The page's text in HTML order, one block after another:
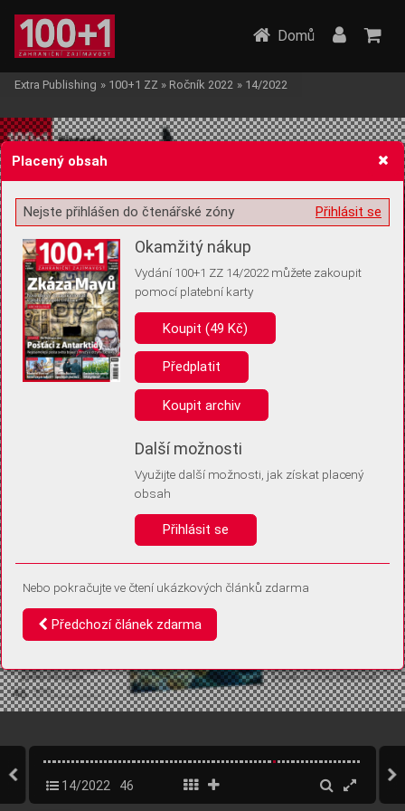
Žádost o souhlas s ukládáním volitelných informací
Pro základní fungování webu nepotřebujeme ukládat žádné informace
(tzv. cookies apod.). Rádi bychom vás ale požádali o souhlas s
uložením volitelných informací:
Anonymní unikátní ID
Díky němu příště poznáme, že se jedná o stejné zařízení, a
Identifikátor je zcela anonymní.
Vaše souhlasy a odmítnutí si ukládáme do vašeho zařízení, abychom se
vás už příště znovu neptali. Můžete je kdykoli později upravit ve Správě
Domů
Extra Publishing » 100+1 ZZ » Ročník 2022 » 14/2022
14/2022 46
Placený obsah
Přihlásit se
Nejste přihlášen do čtenářské zóny
Okamžitý nákup
Vydání 100+1 ZZ 14/2022 můžete zakoupit
pomocí platební karty
Koupit (49 Kč)
Předplatit
Koupit archiv
Další možnosti
Využijte další možnosti, jak získat placený
obsah
Přihlásit se
Nebo pokračujte ve čtení ukázkových článků zdarma
Předchozí článek zdarma